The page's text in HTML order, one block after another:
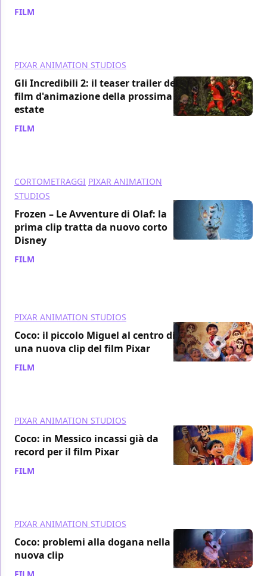
FILM
PIXAR ANIMATION STUDIOS
Gli Incredibili 2: il teaser trailer del
film d'animazione della prossima
estate
FILM
CORTOMETRAGGI PIXAR ANIMATION
STUDIOS
Frozen – Le Avventure di Olaf: la
prima clip tratta da nuovo corto
Disney
FILM
PIXAR ANIMATION STUDIOS
Coco: il piccolo Miguel al centro di
una nuova clip del film Pixar
FILM
PIXAR ANIMATION STUDIOS
Coco: in Messico incassi già da
record per il film Pixar
FILM
PIXAR ANIMATION STUDIOS
Coco: problemi alla dogana nella
nuova clip